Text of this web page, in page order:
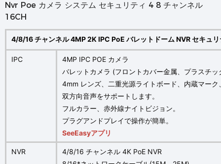
Nvr Poe カメラ システム セキュリティ 4 8 チャンネル
16CH
4/8/16 チャンネル 4MP 2K IPC PoE バレットドーム NVR セキュ
IPC
4MP IPC POE カメラ
バレットカメラ (フロントカバー金属、プラスチ
4mm レンズ、二重光源ライトボード、内蔵マー
双方向音声をサポートします。
フルカラー、赤外線ナイトビジョン。
プラグアンドプレイで操作が簡単。
SeeEasyアプリ
NVR
4/8/16 チャンネル 4K PoE NVR